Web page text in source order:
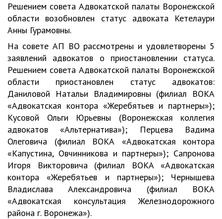
Решением совета Адвокатской палаты Воронежской
области возобновлен статус адвоката Кетелаури
Анны Гурамовны.
На совете АП ВО рассмотрены и удовлетворены 5
заявлений адвокатов о приостановлении статуса.
Решением совета Адвокатской палаты Воронежской
области приостановлен статус адвокатов:
Даниловой Натальи Владимировны (филиал ВОКА
«Адвокатская контора «Жеребятьев и партнеры»);
Кусовой Ольги Юрьевны (Воронежская коллегия
адвокатов «Альтернатива»); Перцева Вадима
Олеговича (филиал ВОКА «Адвокатская контора
«Капустина, Овчинникова и партнеры»); Сапронова
Игоря Викторовича (филиал ВОКА «Адвокатская
контора «Жеребятьев и партнеры»); Чернышева
Владислава Александровича (филиал ВОКА
«Адвокатская консультация Железнодорожного
района г. Воронежа»).